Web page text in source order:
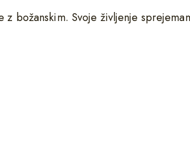
božanskim. Svoje življenje